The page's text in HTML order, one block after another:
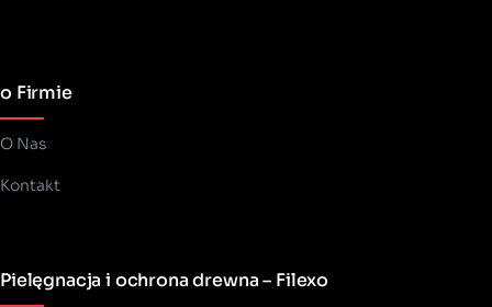
o Firmie
O Nas
Kontakt
Pielęgnacja i ochrona drewna – Filexo